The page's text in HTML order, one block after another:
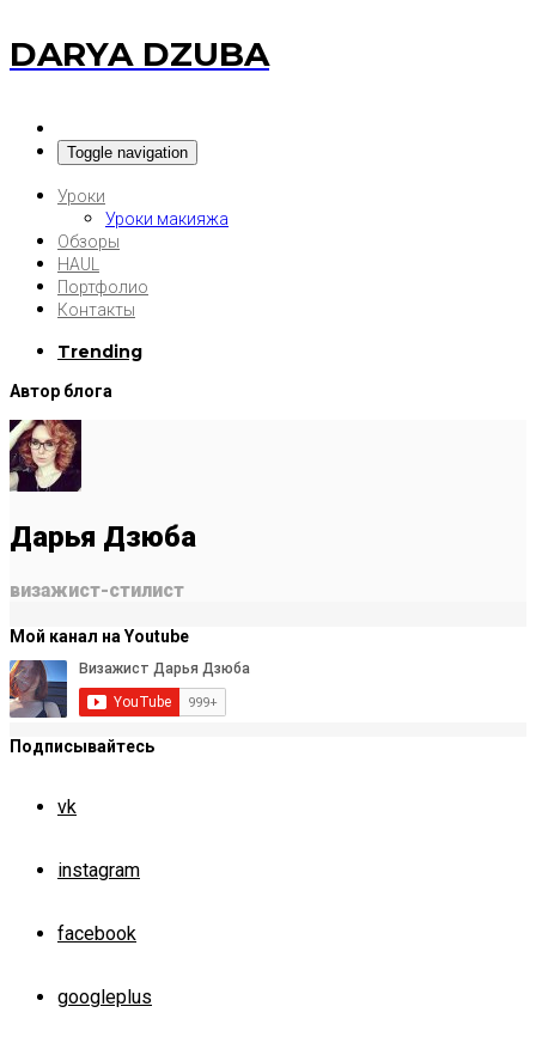
DARYA DZUBA
Toggle navigation
Уроки
Уроки макияжа
Обзоры
HAUL
Портфолио
Контакты
Trending
Автор блога
Дарья Дзюба
визажист-стилист
Мой канал на Youtube
Подписывайтесь
vk
instagram
facebook
googleplus